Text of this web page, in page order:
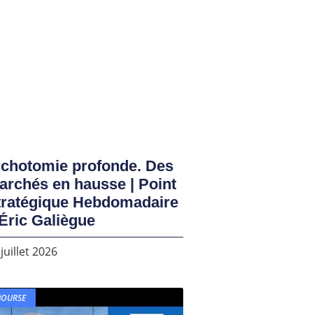
profonde. Des
en hausse | Point
Hebdomadaire
Galiègue
2026